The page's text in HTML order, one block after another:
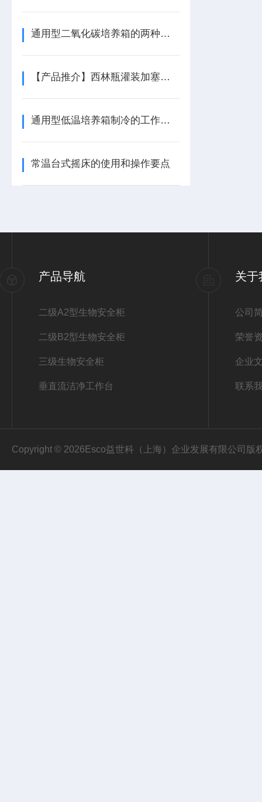
通用型二氧化碳培养箱的两种温度控制方式
【产品推介】西林瓶灌装加塞（轧盖）机
通用型低温培养箱制冷的工作原理
常温台式摇床的使用和操作要点
产品导航
二级A2型生物安全柜
二级B2型生物安全柜
三级生物安全柜
垂直流洁净工作台
关于
公司
荣誉
企业
联系
Copyright © 2026Esco益世科（上海）企业发展有限公司